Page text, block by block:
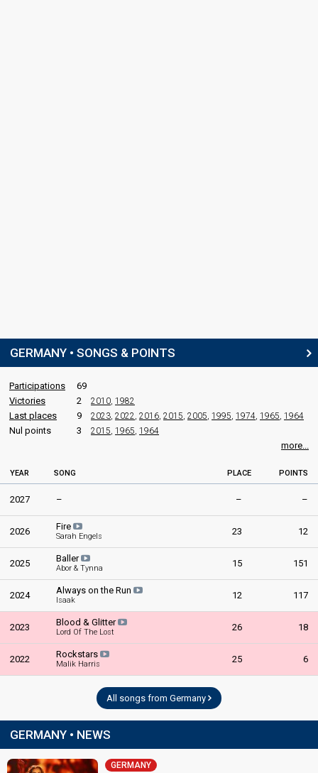
Germany 1966: commentator
GERMANY • SONGS & POINTS
Participations
69
Victories
2 2010, 1982
Last places 9 2023, 2022, 2016, 2015, 2005, 1995, 1974, 1965, 1964
Nul points 3 2015, 1965, 1964
more...
YEAR SONG PLACE POINTS
2027 – – –
2026 Fire
Sarah Engels 23 12
2025 Baller
Abor & Tynna 15 151
2024 Always on the Run
Isaak 12 117
2023 Blood & Glitter
Lord Of The Lost 26 18
2022 Rockstars
Malik Harris 25 6
All songs from Germany
GERMANY • NEWS
GERMANY